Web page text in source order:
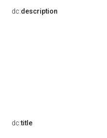
dc:description
dc:title